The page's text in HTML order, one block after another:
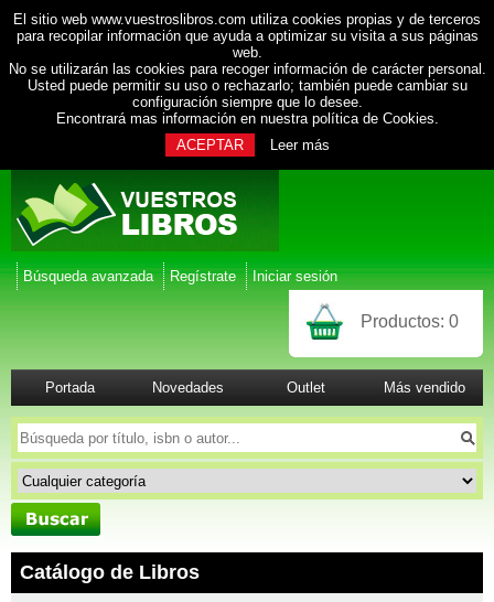
El sitio web www.vuestroslibros.com utiliza cookies propias y de terceros
para recopilar información que ayuda a optimizar su visita a sus páginas
web.
No se utilizarán las cookies para recoger información de carácter personal.
Usted puede permitir su uso o rechazarlo; también puede cambiar su
configuración siempre que lo desee.
Encontrará mas información en nuestra política de Cookies.
ACEPTAR
Leer más
Búsqueda avanzada Regístrate Iniciar sesión
Productos: 0
Portada Novedades Outlet Más vendido
Catálogo de Libros